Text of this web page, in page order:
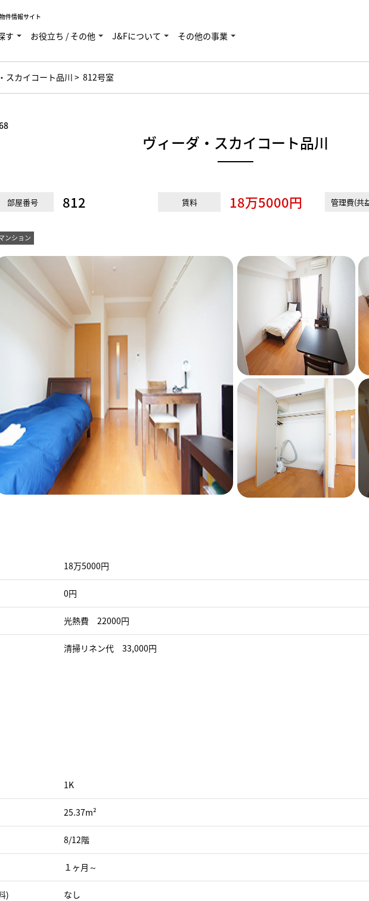
件情報サイト
す お役立ち / その他 J&Fについて その他の事業
スカイコート品川 > 812号室
ヴィーダ・スカイコート品川
部屋番号 812 賃料 18万5000円 管理費(共
ンション
18万5000円
0円
光熱費 22000円
清掃リネン代 33,000円
1K
25.37m²
8/12階
１ヶ月～
) なし